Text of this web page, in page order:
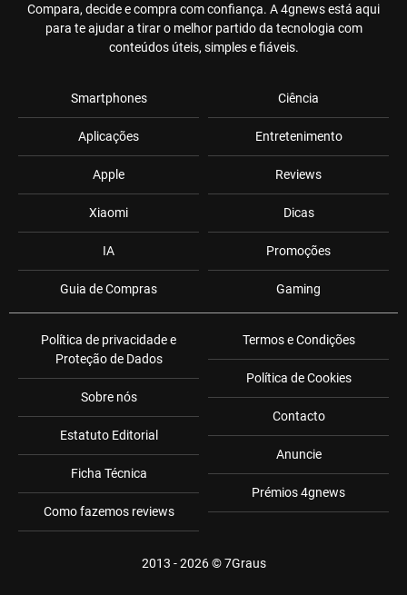
Compara, decide e compra com confiança. A 4gnews está aqui
para te ajudar a tirar o melhor partido da tecnologia com
conteúdos úteis, simples e fiáveis.
Smartphones
Aplicações
Apple
Xiaomi
IA
Guia de Compras
Ciência
Entretenimento
Reviews
Dicas
Promoções
Gaming
Política de privacidade e
Proteção de Dados
Sobre nós
Estatuto Editorial
Ficha Técnica
Como fazemos reviews
Termos e Condições
Política de Cookies
Contacto
Anuncie
Prémios 4gnews
2013 - 2026 ©7Graus